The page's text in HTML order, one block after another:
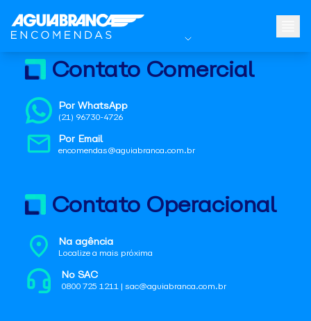
Contato Comercial
Por WhatsApp
(21) 96730-4726
Por Email
encomendas@aguiabranca.com.br
Contato Operacional
Na agência
Localize a mais próxima
No SAC
0800 725 1211 | sac@aguiabranca.com.br